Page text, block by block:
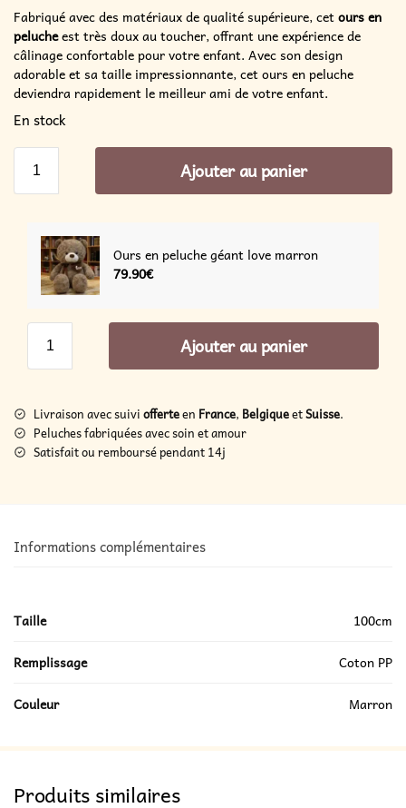
Fabriqué avec des matériaux de qualité supérieure, cetours en
pelucheest très doux au toucher, offrant une expérience de
câlinage confortable pour votre enfant. Avec son design
adorable et sa taille impressionnante, cet ours en peluche
deviendra rapidement le meilleur ami de votre enfant.
En stock
Ajouter au panier
Ours en peluche géant love marron
79.90€
Ajouter au panier
Livraison avec suiviofferteen France, BelgiqueetSuisse.
Peluches fabriquées avec soin et amour
Satisfait ou remboursé pendant 14j
Informations complémentaires
Taille 100cm
Remplissage Coton PP
Couleur Marron
Produits similaires